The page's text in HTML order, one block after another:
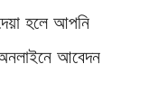
হলে আপনি
আবেদন